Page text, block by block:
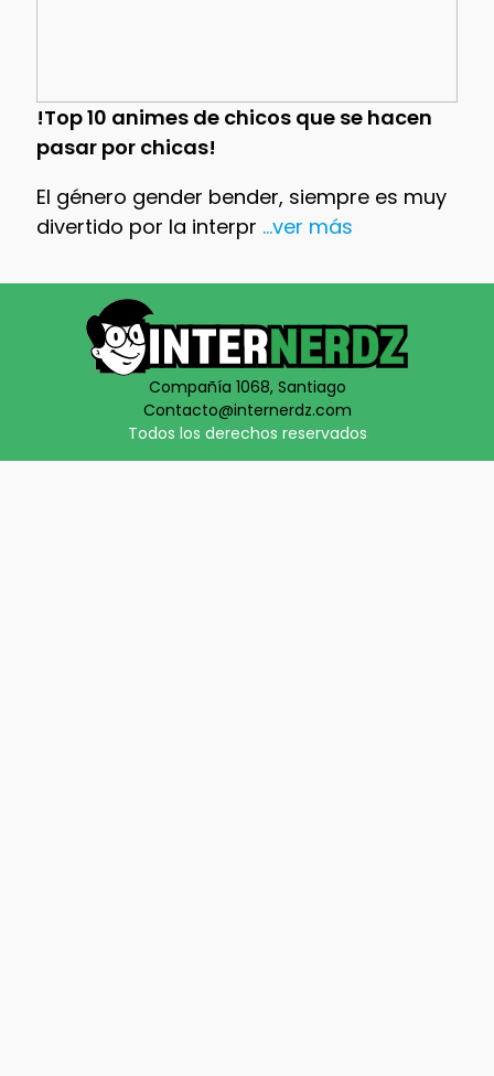
!Top 10 animes de chicos que se hacen
pasar por chicas!
El género gender bender, siempre es muy
divertido por la interpr ...ver más
Compañía 1068, Santiago
Contacto@internerdz.com
Todos los derechos reservados